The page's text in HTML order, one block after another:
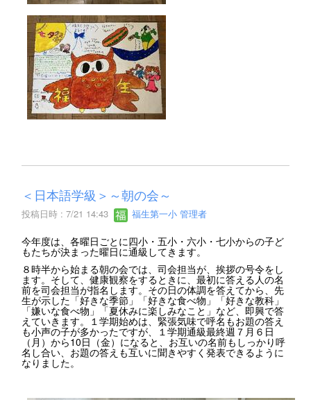
＜日本語学級＞～朝の会～
投稿日時 : 7/21 14:43 福生第一小 管理者
今年度は、各曜日ごとに四小・五小・六小・七小からの子ど
もたちが決まった曜日に通級してきます。
８時半から始まる朝の会では、司会担当が、挨拶の号令をし
ます。そして、健康観察をするときに、最初に答える人の名
前を司会担当が指名します。その日の体調を答えてから、先
生が示した「好きな季節」「好きな食べ物」「好きな教科」
「嫌いな食べ物」「夏休みに楽しみなこと」など、即興で答
えていきます。１学期始めは、緊張気味で呼名もお題の答え
も小声の子が多かったですが、１学期通級最終週７月６日
（月）から10日（金）になると、お互いの名前もしっかり呼
名し合い、お題の答えも互いに聞きやすく発表できるように
なりました。